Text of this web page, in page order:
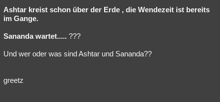
Ashtar kreist schon über der Erde , die Wendezeit ist bereits
im Gange.
Sananda wartet..... ???
Und wer oder was sind Ashtar und Sananda??
greetz